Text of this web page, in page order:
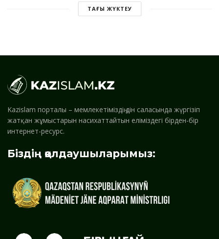
ТАҒЫ ЖҮКТЕУ
Kazislam порталы – мемлекетіміздің дін саласында жүргізіп
жатқан жұмыстарын насихаттайтын еліміздегі бірден-бір
интернет-ресурс.
Біздің қолдаушыларымыз: